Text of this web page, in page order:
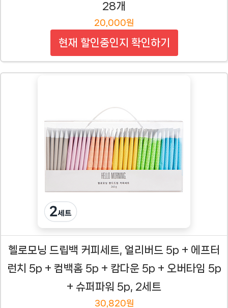
28개
20,000원
현재 할인중인지 확인하기
헬로모닝 드립백 커피세트, 얼리버드 5p + 에프터
런치 5p + 컴백홈 5p + 캄다운 5p + 오버타임 5p
+ 슈퍼파워 5p, 2세트
30,820원